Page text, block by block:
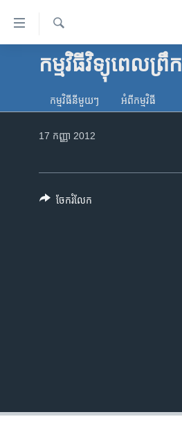
ទៅ​
គេហទំព័រ​
ទាក់ទង
និង​
កាន់​
អាមេរិក
រក
កម្មវិធីវិទ្យុពេលព្រឹក
កម្មវិធី​នីមួយៗ អំពី​កម្មវិធី​
17 កញ្ញា 2012
ចែករំលែក